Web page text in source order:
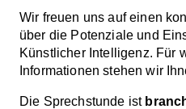
Wir freuen uns auf einen
über die Potenziale und
Künstlicher Intelligenz. Für
Informationen stehen wir
Die Sprechstunde ist